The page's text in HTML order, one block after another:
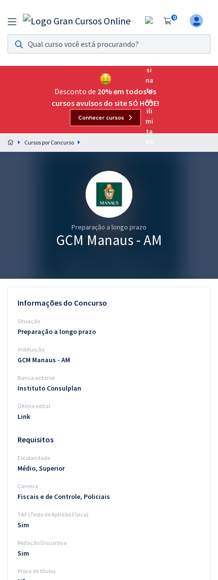
0
Assinatura Ilimitada 11
Acesso a todos os cursos. Teste grátis por 7 dias!
Assinatura OAB Até Passar
Acesso ilimitado a toda preparação para o Exame da
Preparação completa e intensiva para as principais
residências em saúde do Brasil
Questões grátis
Blog
Aprovados
Atendimento
Desconto de 20% em todos os
cursos avulsos do site SÓ HOJE!
Conhecer cursos
Cursos por Concurso
Preparação a longo prazo
GCM Manaus - AM
Informações do Concurso
Situação
Preparação a longo prazo
Instituição
GCM Manaus - AM
Banca anterior
Instituto Consulplan
Último edital
Link
Requisitos
Escolaridade
Médio, Superior
Carreira
Fiscais e de Controle, Policiais
TAF (Teste de Aptidão Física)
Sim
Redação Discursiva
Sim
Prova de títulos